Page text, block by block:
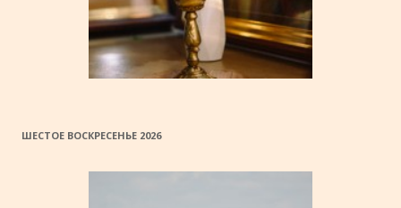
ШЕСТОЕ ВОСКРЕСЕНЬЕ 2026